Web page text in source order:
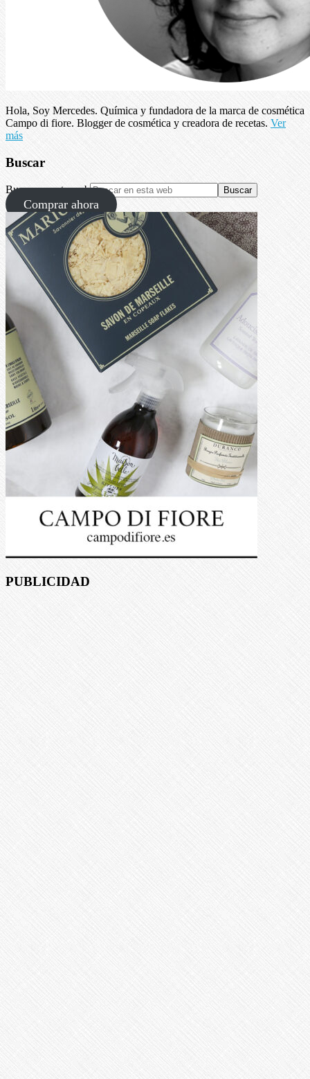
Hola, Soy Mercedes. Química y fundadora de la marca de cosmética
Campo di fiore. Blogger de cosmética y creadora de recetas. Ver
más
Buscar
Buscar en esta web
Comprar ahora
PUBLICIDAD